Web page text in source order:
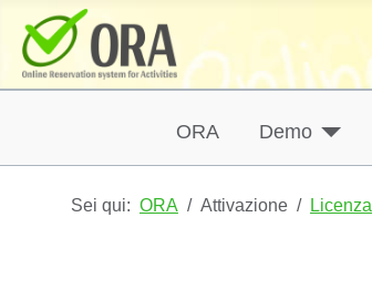
ORA Demo
Sei qui: ORA Attivazione Licenza